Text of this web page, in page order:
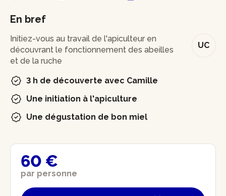
En bref
UC
Initiez-vous au travail de l'apiculteur en
découvrant le fonctionnement des abeilles
et de la ruche
3 h de découverte avec Camille
Une initiation à l'apiculture
Une dégustation de bon miel
60 €
par personne